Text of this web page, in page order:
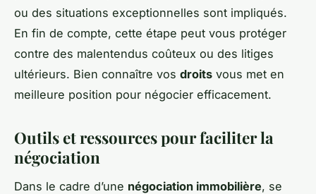
ou des situations exceptionnelles sont impliqués.
En fin de compte, cette étape peut vous protéger
contre des malentendus coûteux ou des litiges
ultérieurs. Bien connaître vos droits vous met en
meilleure position pour négocier efficacement.
Outils et ressources pour faciliter la
négociation
Dans le cadre d’une négociation immobilière, se